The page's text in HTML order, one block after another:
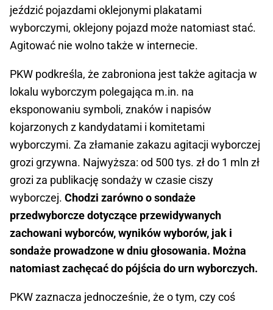
jeździć pojazdami oklejonymi plakatami
wyborczymi, oklejony pojazd może natomiast stać.
Agitować nie wolno także w internecie.
PKW podkreśla, że zabroniona jest także agitacja w
lokalu wyborczym polegająca m.in. na
eksponowaniu symboli, znaków i napisów
kojarzonych z kandydatami i komitetami
wyborczymi. Za złamanie zakazu agitacji wyborczej
grozi grzywna. Najwyższa: od 500 tys. zł do 1 mln zł
grozi za publikację sondaży w czasie ciszy
wyborczej. Chodzi zarówno o sondaże
przedwyborcze dotyczące przewidywanych
zachowani wyborców, wyników wyborów, jak i
sondaże prowadzone w dniu głosowania. Można
natomiast zachęcać do pójścia do urn wyborczych.
PKW zaznacza jednocześnie, że o tym, czy coś